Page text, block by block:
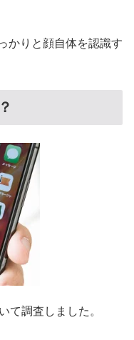
かりと顔自体を認識す
て調査しました。